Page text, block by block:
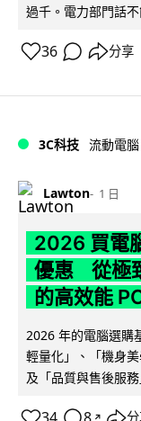
過千。電力部門話
36 分享
3C科技 流動電腦
Lawton 1 日
2026 買電
優惠 從極
的高效能
2026 年的電腦選購
輕量化」、「機身
及「品質與售後服
↗